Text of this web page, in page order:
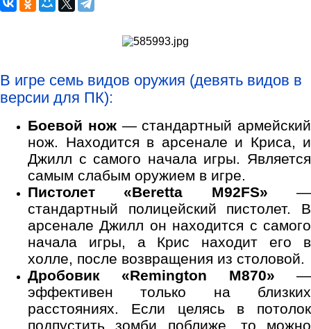
В игре семь видов оружия (девять видов в
версии для ПК):
Боевой нож— стандартный армейский
нож. Находится в арсенале и Криса, и
Джилл с самого начала игры. Является
самым слабым оружием в игре.
Пистолет «Beretta M92FS» —
стандартный полицейский пистолет. В
арсенале Джилл он находится с самого
начала игры, а Крис находит его в
холле, после возвращения из столовой.
Дробовик «Remington M870» —
эффективен только на близких
расстояниях. Если целясь в потолок
подпустить зомби поближе, то можно